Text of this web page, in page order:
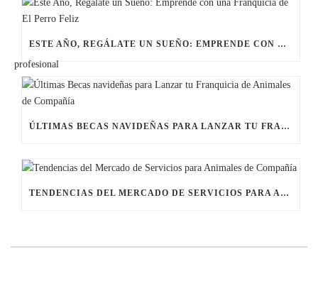
ESTE AÑO, REGÁLATE UN SUEÑO: EMPRENDE CON UNA FRANQUICIA DE EL PERRO FELIZ
ÚLTIMAS BECAS NAVIDEÑAS PARA LANZAR TU FRANQUICIA DE ANIMALES DE COMPAÑÍA
TENDENCIAS DEL MERCADO DE SERVICIOS PARA ANIMALES DE COMPAÑÍA